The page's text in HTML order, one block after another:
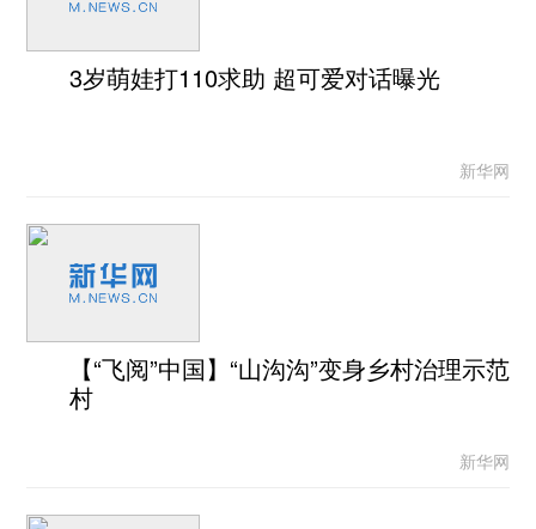
3岁萌娃打110求助 超可爱对话曝光
新华网
【“飞阅”中国】“山沟沟”变身乡村治理示范
村
新华网